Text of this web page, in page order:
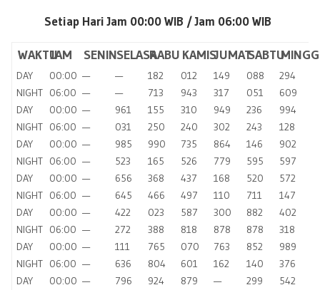
Setiap Hari Jam 00:00 WIB /Jam 06:00 WIB
WAKTUJAM SENINSELASARABU KAMISJUMATSABTU
DAY 00:00 — — 182 012 149 088
294
NIGHT 06:00 — — 713 943 317 051
609
DAY
00:00 — 961 155 310 949 236
994
NIGHT 06:00 — 031 250 240 302 243
128
DAY
00:00 — 985 990 735 864 146
902
NIGHT 06:00 — 523 165 526 779 595
597
DAY
00:00 — 656 368 437 168 520
572
NIGHT 06:00 — 645 466 497 110 711
147
DAY
00:00 — 422 023 587 300 882
402
NIGHT 06:00 — 272 388 818 878 878
318
DAY
00:00 — 111 765 070 763 852
989
NIGHT 06:00 — 636 804 601 162 140
376
DAY
00:00 — 796 924 879 — 299 542